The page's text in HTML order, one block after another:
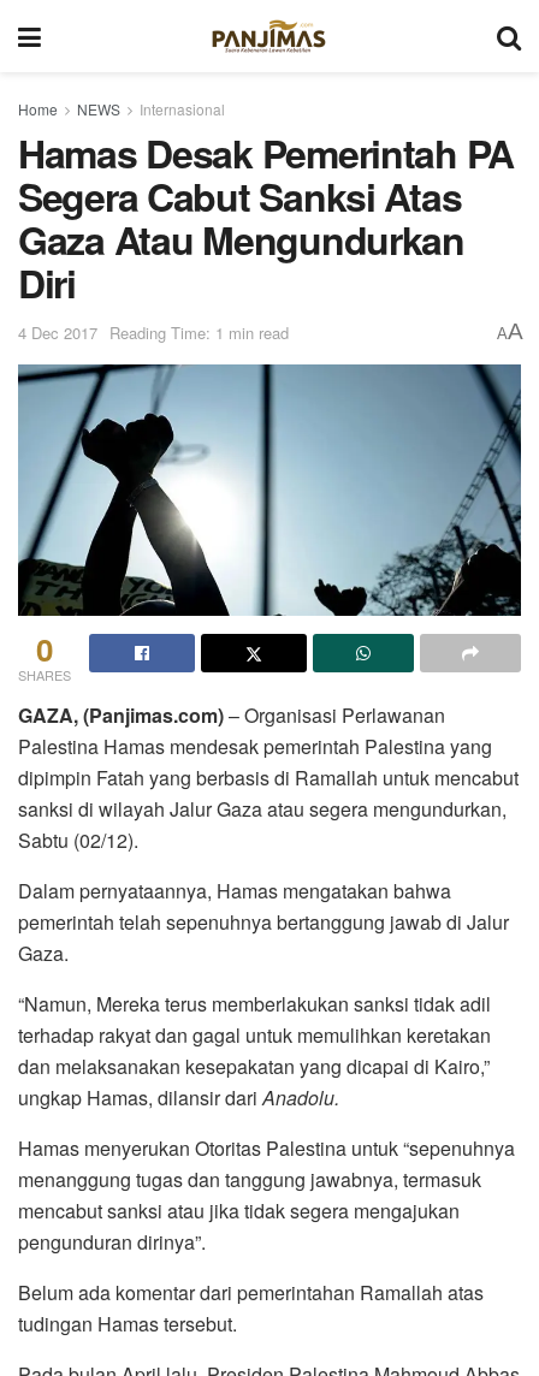
Home NEWS Internasional
Hamas Desak Pemerintah PA
Segera Cabut Sanksi Atas
Gaza Atau Mengundurkan
Diri
4 Dec 2017 Reading Time: 1 min read AA
0
SHARES
GAZA, (Panjimas.com)– Organisasi Perlawanan
Palestina Hamas mendesak pemerintah Palestina yang
dipimpin Fatah yang berbasis di Ramallah untuk mencabut
sanksi di wilayah Jalur Gaza atau segera mengundurkan,
Sabtu (02/12).
Dalam pernyataannya, Hamas mengatakan bahwa
pemerintah telah sepenuhnya bertanggung jawab di Jalur
Gaza.
“Namun, Mereka terus memberlakukan sanksi tidak adil
terhadap rakyat dan gagal untuk memulihkan keretakan
dan melaksanakan kesepakatan yang dicapai di Kairo,”
ungkap Hamas, dilansir dariAnadolu.
Hamas menyerukan Otoritas Palestina untuk “sepenuhnya
menanggung tugas dan tanggung jawabnya, termasuk
mencabut sanksi atau jika tidak segera mengajukan
pengunduran dirinya”.
Belum ada komentar dari pemerintahan Ramallah atas
tudingan Hamas tersebut.